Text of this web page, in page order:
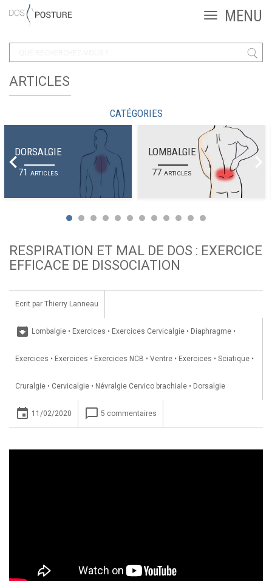
ARTICLES
CATÉGORIES
DORSALGIE
71ARTICLES
LOMBALGIE
77ARTICLES
RESPIRATION ET MAL DE DOS : EXERCICE
EFFICACE DE DISSOCIATION
Ecrit par Thierry Lanneau
archive Lombalgie • Exercices • Exercices Cervicalgie • Diaphragme •
Exercices • Exercices • Exercices NCB • Ventre • Exercices • Sciatique •
Cruralgie • Cervicalgie • Névralgie Cervico brachiale • Dorsalgie
insert_invitation 11/02/2020 chat_bubble_outline 5 commentaires